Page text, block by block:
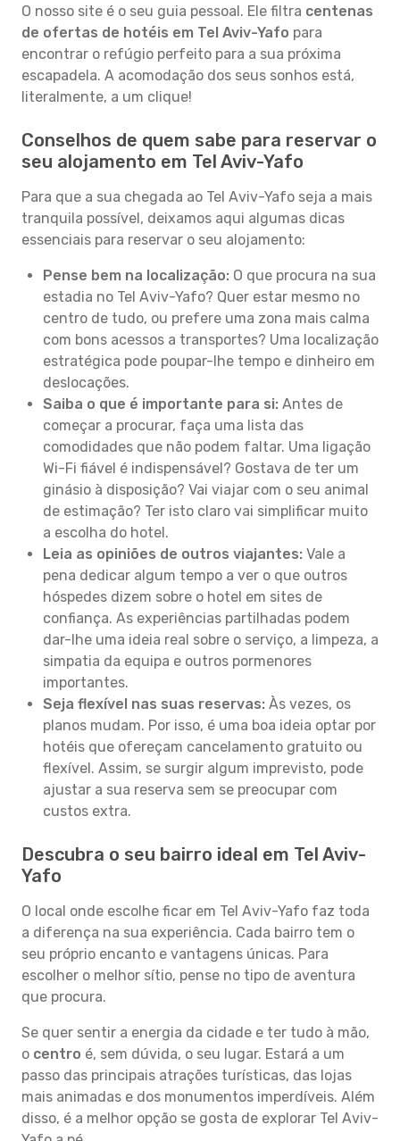
O nosso site é o seu guia pessoal. Ele filtra centenas
de ofertas de hotéis em Tel Aviv-Yafo para
encontrar o refúgio perfeito para a sua próxima
escapadela. A acomodação dos seus sonhos está,
literalmente, a um clique!
Conselhos de quem sabe para reservar o
seu alojamento em Tel Aviv-Yafo
Para que a sua chegada ao Tel Aviv-Yafo seja a mais
tranquila possível, deixamos aqui algumas dicas
essenciais para reservar o seu alojamento:
Pense bem na localização: O que procura na sua
estadia no Tel Aviv-Yafo? Quer estar mesmo no
centro de tudo, ou prefere uma zona mais calma
com bons acessos a transportes? Uma localização
estratégica pode poupar-lhe tempo e dinheiro em
deslocações.
Saiba o que é importante para si: Antes de
começar a procurar, faça uma lista das
comodidades que não podem faltar. Uma ligação
Wi-Fi fiável é indispensável? Gostava de ter um
ginásio à disposição? Vai viajar com o seu animal
de estimação? Ter isto claro vai simplificar muito
a escolha do hotel.
Leia as opiniões de outros viajantes: Vale a
pena dedicar algum tempo a ver o que outros
hóspedes dizem sobre o hotel em sites de
confiança. As experiências partilhadas podem
dar-lhe uma ideia real sobre o serviço, a limpeza, a
simpatia da equipa e outros pormenores
importantes.
Seja flexível nas suas reservas: Às vezes, os
planos mudam. Por isso, é uma boa ideia optar por
hotéis que ofereçam cancelamento gratuito ou
flexível. Assim, se surgir algum imprevisto, pode
ajustar a sua reserva sem se preocupar com
custos extra.
Descubra o seu bairro ideal em Tel Aviv-
Yafo
O local onde escolhe ficar em Tel Aviv-Yafo faz toda
a diferença na sua experiência. Cada bairro tem o
seu próprio encanto e vantagens únicas. Para
escolher o melhor sítio, pense no tipo de aventura
que procura.
Se quer sentir a energia da cidade e ter tudo à mão,
o centro é, sem dúvida, o seu lugar. Estará a um
passo das principais atrações turísticas, das lojas
mais animadas e dos monumentos imperdíveis. Além
disso, é a melhor opção se gosta de explorar Tel Aviv-